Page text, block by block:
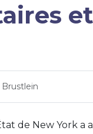
Brustlein
de New York a